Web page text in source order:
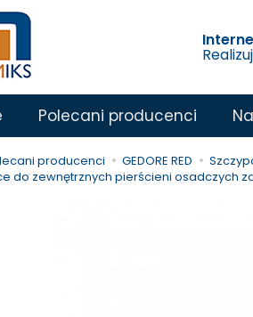
Polecani producenci
producenci GEDORE RED
do zewnętrznych pierścieni osadczych